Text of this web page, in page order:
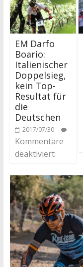
EM Darfo
Boario:
Italienischer
Doppelsieg,
kein Top-
Resultat für
die
Deutschen
2017/07/30
Kommentare
deaktiviert